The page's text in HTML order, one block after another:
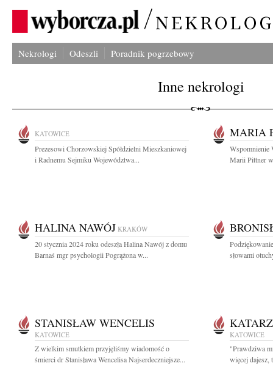
Nekrologi Odeszli Poradnik pogrzebowy
Inne nekrologi
KATOWICE
Prezesowi Chorzowskiej Spółdzielni Mieszkaniowej
i Radnemu Sejmiku Województwa...
MARIA
Wspomnienie
Marii Pittner
HALINA NAWÓJ KRAKÓW
20 stycznia 2024 roku odeszła Halina Nawój z domu
Barnaś mgr psychologii Pogrążona w...
słowami
STANISŁAW WENCELIS
KATOWICE
Z wielkim smutkiem przyjęliśmy wiadomość o
śmierci dr Stanisława Wencelisa Najserdeczniejsze...
KATOWICE
"Prawdziwa
więcej dajesz,